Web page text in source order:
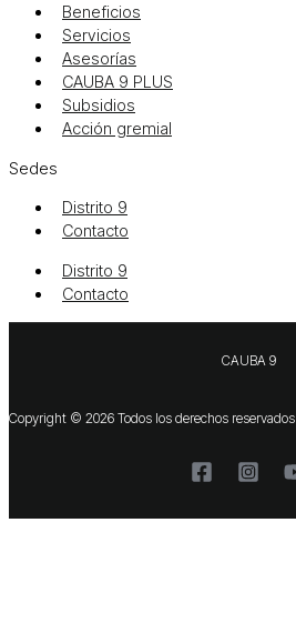
Beneficios
Servicios
Asesorías
CAUBA 9 PLUS
Subsidios
Acción gremial
Sedes
Distrito 9
Contacto
Distrito 9
Contacto
CAUBA 9
Copyright © 2026 Todos los derechos reservados